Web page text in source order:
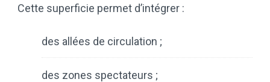
Cette superficie permet d’intégrer :
des allées de circulation ;
des zones spectateurs ;